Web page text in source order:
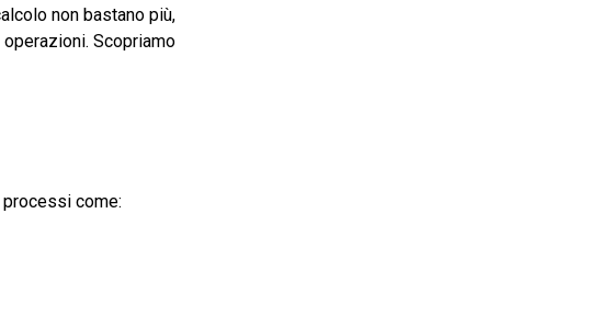
non bastano più,
Scopriamo
come: